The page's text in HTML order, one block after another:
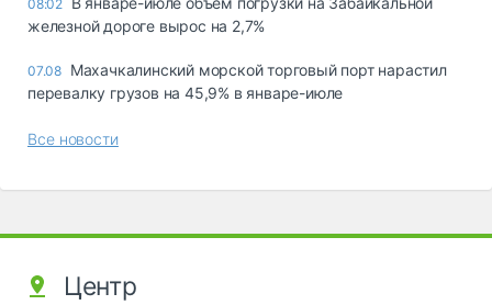
08:02
железной дороге вырос на 2,7%
07.08 Махачкалинский морской торговый порт нарастил
перевалку грузов на 45,9% в январе-июле
Все новости
Центр